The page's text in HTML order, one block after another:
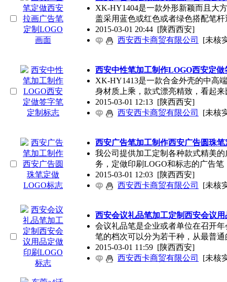
XK-HY1404是一款外形新颖而且大
盖采用蓝色或红色或者绿色搭配笔杆
2015-03-01 20:44 [陕西西安]
西安西卡商贸有限公司
[未核
西安中性笔加工制作LOGO西安定做
XK-HY1413是一款合金外壳的中高
身材质上乘，款式漂亮精致，看起来
2015-03-01 12:13 [陕西西安]
西安西卡商贸有限公司
[未核
西安广告笔加工制作西安广告圆珠
我公司提供加工定制各种款式精美
务，定做印刷LOGO和标志的广告笔
2015-03-01 12:03 [陕西西安]
西安西卡商贸有限公司
[未核
西安会议礼品笔加工定制西安会议
会议礼品笔是企业或者单位在召开
笔的档次可以分为若干种，从最普通
2015-03-01 11:59 [陕西西安]
西安西卡商贸有限公司
[未核